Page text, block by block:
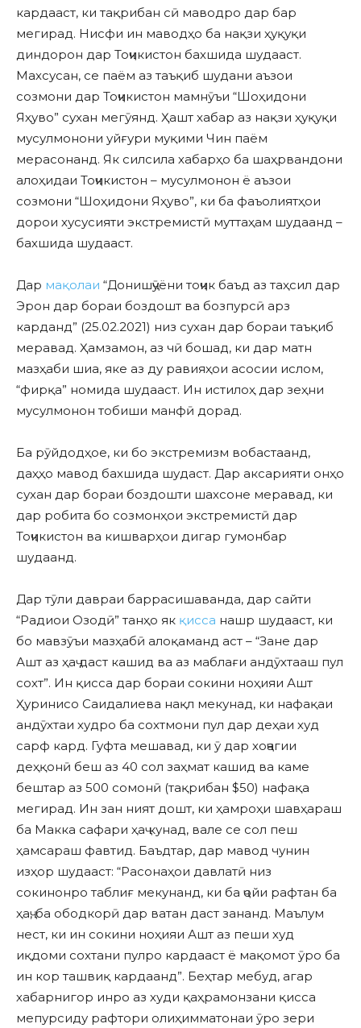
кардааст, ки тақрибан сӣ маводро дар бар
мегирад. Нисфи ин маводҳо ба нақзи ҳуқуқи
диндорон дар Тоҷикистон бахшида шудааст.
Махсусан, се паём аз таъқиб шудани аъзои
созмони дар Тоҷикистон мамнӯъи “Шоҳидони
Яҳуво” сухан мегӯянд. Ҳашт хабар аз нақзи ҳуқуқи
мусулмонони уйғури муқими Чин паём
мерасонанд. Як силсила хабарҳо ба шаҳрвандони
алоҳидаи Тоҷикистон – мусулмонон ё аъзои
созмони “Шоҳидони Яҳуво”, ки ба фаъолиятҳои
дорои хусусияти экстремистӣ муттаҳам шудаанд –
бахшида шудааст.
Дар мақолаи “Донишҷӯёни тоҷик баъд аз таҳсил дар
Эрон дар бораи боздошт ва бозпурсӣ арз
карданд” (25.02.2021) низ сухан дар бораи таъқиб
меравад. Ҳамзамон, аз чӣ бошад, ки дар матн
мазҳаби шиа, яке аз ду равияҳои асосии ислом,
“фирқа” номида шудааст. Ин истилоҳ дар зеҳни
мусулмонон тобиши манфӣ дорад.
Ба рӯйдодҳое, ки бо экстремизм вобастаанд,
даҳҳо мавод бахшида шудаст. Дар аксарияти онҳо
сухан дар бораи боздошти шахсоне меравад, ки
дар робита бо созмонҳои экстремистӣ дар
Тоҷикистон ва кишварҳои дигар гумонбар
шудаанд.
Дар тӯли давраи баррасишаванда, дар сайти
“Радиои Озодӣ” танҳо як қисса нашр шудааст, ки
бо мавзӯъи мазҳабӣ алоқаманд аст – “Зане дар
Ашт аз ҳаҷ даст кашид ва аз маблағи андӯхтааш пул
сохт”. Ин қисса дар бораи сокини ноҳияи Ашт
Ҳуринисо Саидалиева нақл мекунад, ки нафақаи
андӯхтаи худро ба сохтмони пул дар деҳаи худ
сарф кард. Гуфта мешавад, ки ӯ дар хоҷагии
деҳқонӣ беш аз 40 сол заҳмат кашид ва каме
бештар аз 500 сомонӣ (тақрибан $50) нафақа
мегирад. Ин зан ният дошт, ки ҳамроҳи шавҳараш
ба Макка сафари ҳаҷ кунад, вале се сол пеш
ҳамсараш фавтид. Баъдтар, дар мавод чунин
изҳор шудааст: “Расонаҳои давлатӣ низ
сокинонро таблиғ мекунанд, ки ба ҷойи рафтан ба
ҳаҷ, ба ободкорӣ дар ватан даст зананд. Маълум
нест, ки ин сокини ноҳияи Ашт аз пеши худ
иқдоми сохтани пулро кардааст ё мақомот ӯро ба
ин кор ташвиқ кардаанд”. Беҳтар мебуд, агар
хабарнигор инро аз худи қаҳрамонзани қисса
мепурсиду рафтори олиҳимматонаи ӯро зери